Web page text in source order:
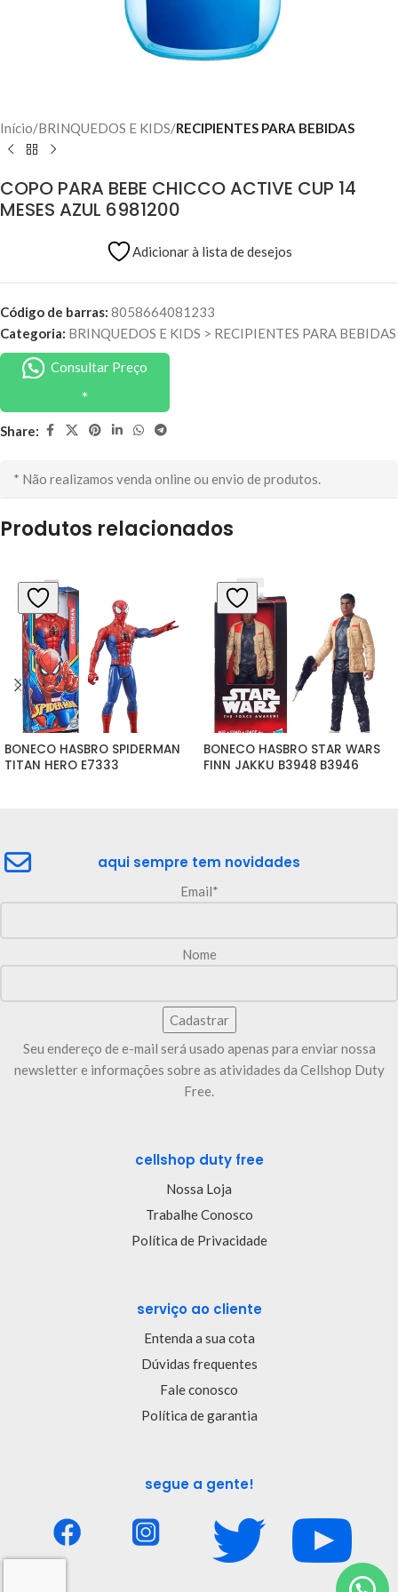
Início BRINQUEDOS E KIDS RECIPIENTES PARA BEBIDAS
COPO PARA BEBE CHICCO ACTIVE CUP 14
MESES AZUL 6981200
Adicionar à lista de desejos
Código de barras: 8058664081233
Categoria: BRINQUEDOS E KIDS > RECIPIENTES PARA BEBIDAS
Consultar Preço
Share:
* Não realizamos venda online ou envio de produtos.
Produtos relacionados
BONECO HASBRO SPIDERMAN
TITAN HERO E7333
BONECO HASBRO STAR WARS
FINN JAKKU B3948 B3946
aqui sempre tem novidades
Email*
Nome
Seu endereço de e-mail será usado apenas para enviar nossa
newsletter e informações sobre as atividades da Cellshop Duty
Free.
cellshop duty free
Nossa Loja
Trabalhe Conosco
Política de Privacidade
serviço ao cliente
Entenda a sua cota
Dúvidas frequentes
Fale conosco
Política de garantia
segue a gente!